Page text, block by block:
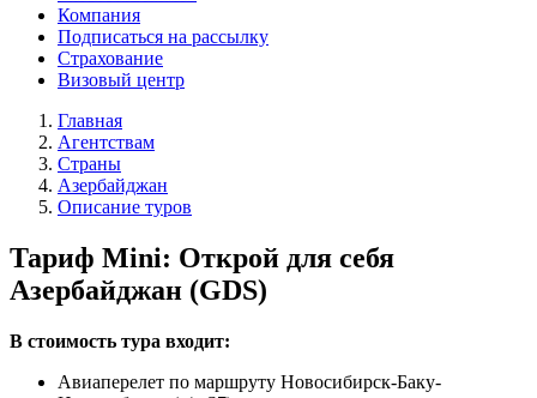
Компания
Подписаться на рассылку
Страхование
Визовый центр
Главная
Агентствам
Страны
Азербайджан
Описание туров
Тариф Mini: Открой для себя
Азербайджан (GDS)
В стоимость тура входит:
Авиаперелет по маршруту Новосибирск-Баку-